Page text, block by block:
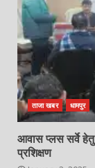
ताजा खबर धामपुर
आवास प्लस सर्वे हेतु
प्रशिक्षण